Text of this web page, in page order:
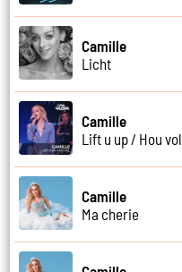
Camille
Licht
Camille
Lift u up / Hou vol
Camille
Ma cherie